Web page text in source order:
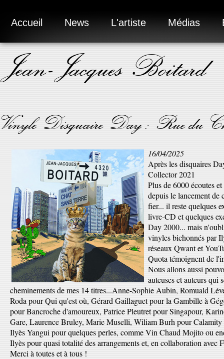
Accueil News L'artiste Médias
Jean-Jacques Boitard
Vinyle Disquaire Day : Rue du
16/04/2025
Après les disquaires
Collector 2021
Plus de 6000 écoutes
depuis le lancement de
fier... il reste quelques
livre-CD et quelques
Day 2000... mais
vinyles bichonnés par
réseaux Qwant et
Quota témoignent de
Nous allons aussi
auteuses et auteurs qui
cheminements de mes 14 titres...Anne-Sophie Aubin, Romuald
Roda pour Qui qu'est où, Gérard Gaillaguet pour la Gambille à
pour Bancroche d'amoureux, Patrice Pleutret pour Singapour,
Gare, Laurence Bruley, Marie Muselli, Wiliam Burh pour
Ilyès Yangui pour quelques perles, comme Vin Chaud Mojito ou
Ilyès pour quasi totalité des arrangements et, en collaboration avec
Merci à toutes et à tous !